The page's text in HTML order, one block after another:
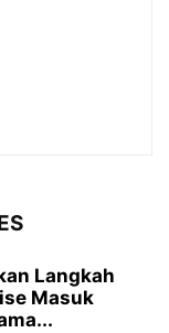
Langkah
Masuk